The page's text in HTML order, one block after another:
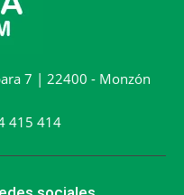
7 | 22400 - Monzón
415 414